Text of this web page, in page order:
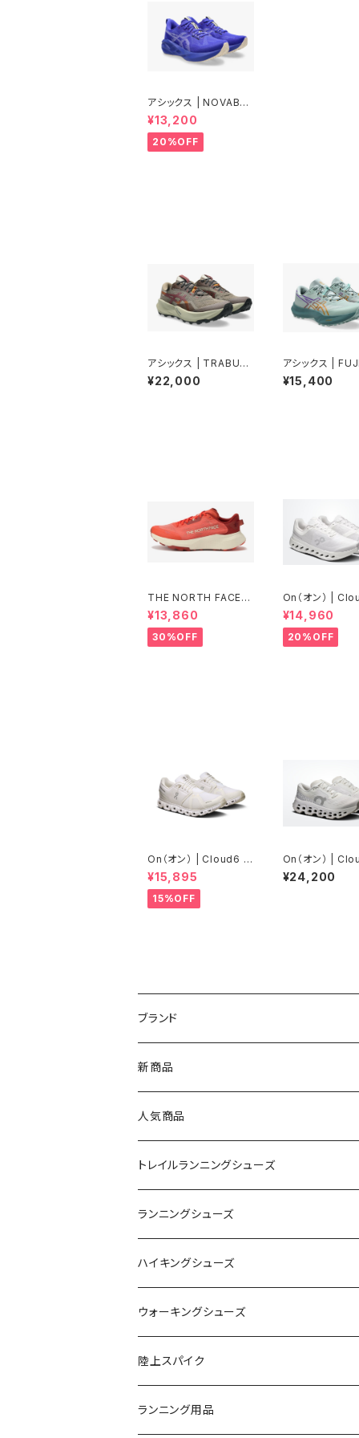
アシックス | NOVABLA
ST5 | COBALT BUR
ST/WHITE | Women
¥13,200
20%OFF
アシックス | TRABUC
O14GTX | TAUPEGR
EY/OATMEAL | Men
¥22,000
アシックス |
7 |
GGYTEAL |
¥15,400
THE NORTH FACE |
ALTAMESA300V2 |
ラバレット／アイアンク
レイ | Men
¥13,860
30%OFF
On（オン） |
fer Next |
ite | Men
¥14,960
20%OFF
On（オン） | Cloud6 |
White/White | Men
¥15,895
15%OFF
On（オン） |
nster 3 |
lf | Women
¥24,200
ブランド
asics（アシックス）
On（オン）
YONEX（ヨネックス）
adidas（アディダス）
SAYSKY（セイスカイ）
NISHI（ニシ）
FOOTMAX（フットマックス）
SIDAS（シダス）
新商品
人気商品
トレイルランニングシューズ
On
VIKING
asics
adidas
THE NORTH FACE
ランニングシューズ
On
adidas
asics
YONEX
ハイキングシューズ
On
VIKING
ウォーキングシューズ
YONEX
On
陸上スパイク
asics
ランニング用品